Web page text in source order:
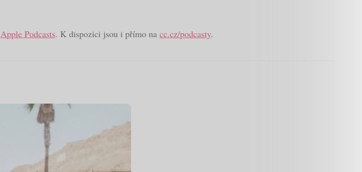
Apple Podcasts. K dispozici jsou i přímo na cc.cz/podcasty.